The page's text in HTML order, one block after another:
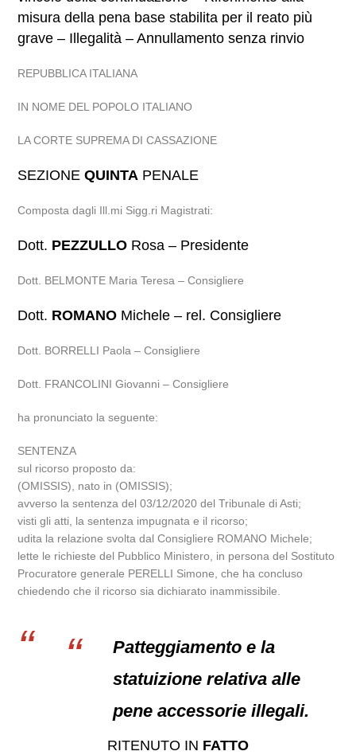
misura della pena base stabilita per il reato più
grave – Illegalità – Annullamento senza rinvio
REPUBBLICA ITALIANA
IN NOME DEL POPOLO ITALIANO
LA CORTE SUPREMA DI CASSAZIONE
SEZIONEQUINTA PENALE
Composta dagli Ill.mi Sigg.ri Magistrati:
Dott. PEZZULLO Rosa – Presidente
Dott. BELMONTE Maria Teresa – Consigliere
Dott. ROMANO Michele – rel. Consigliere
Dott. BORRELLI Paola – Consigliere
Dott. FRANCOLINI Giovanni – Consigliere
ha pronunciato la seguente:
SENTENZA
sul ricorso proposto da:
(OMISSIS), nato in (OMISSIS);
avverso la sentenza del 03/12/2020 del Tribunale di Asti;
visti gli atti, la sentenza impugnata e il ricorso;
udita la relazione svolta dal Consigliere ROMANO Michele;
lette le richieste del Pubblico Ministero, in persona del Sostituto
Procuratore generale PERELLI Simone, che ha concluso
chiedendo che il ricorso sia dichiarato inammissibile.
Patteggiamento e la
statuizione relativa alle
pene accessorie illegali.
RITENUTO IN FATTO